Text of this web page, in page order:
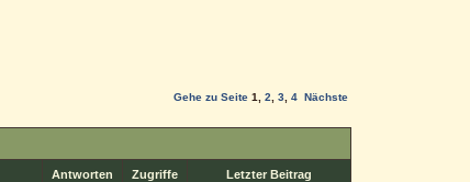
Gehe zu Seite 1 2 3, 4 Nächste
Antworten Zugriffe Letzter Beitrag